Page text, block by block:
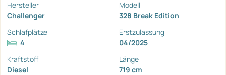
Hersteller
Challenger
Modell
328 Break Edition
Schlafplätze
4
Erstzulassung
04/2025
Kraftstoff
Diesel
Länge
719 cm